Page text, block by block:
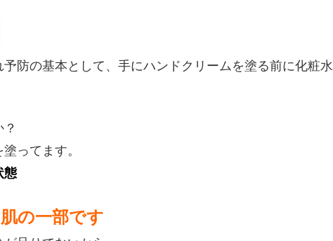
防の基本として、手にハンドクリームを塗る前に化粧水
ってます。
態
の一部です